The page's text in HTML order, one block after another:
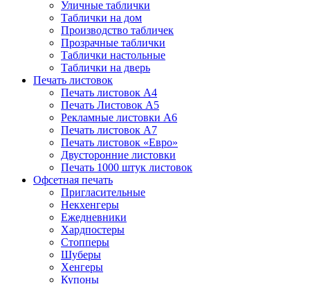
Уличные таблички
Таблички на дом
Производство табличек
Прозрачные таблички
Таблички настольные
Таблички на дверь
Печать листовок
Печать листовок А4
Печать Листовок А5
Рекламные листовки А6
Печать листовок А7
Печать листовок «Евро»
Двусторонние листовки
Печать 1000 штук листовок
Офсетная печать
Пригласительные
Некхенгеры
Ежедневники
Хардпостеры
Стопперы
Шуберы
Хенгеры
Купоны